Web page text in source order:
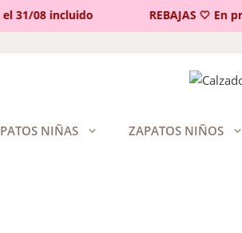
08 incluido REBAJAS 🤍 En
NIÑAS ZAPATOS NIÑOS